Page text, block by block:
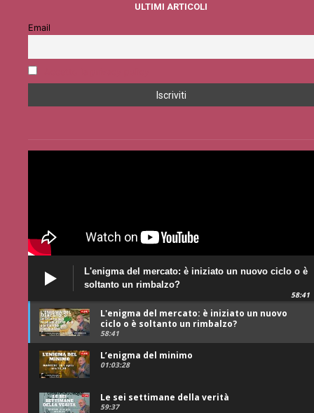
ULTIMI ARTICOLI
Email
L'enigma del mercato: è iniziato un nuovo ciclo o è
soltanto un rimbalzo?
58:41
L'enigma del mercato: è iniziato un nuovo
ciclo o è soltanto un rimbalzo?
58:41
L’enigma del minimo
01:03:28
Le sei settimane della verità
59:37